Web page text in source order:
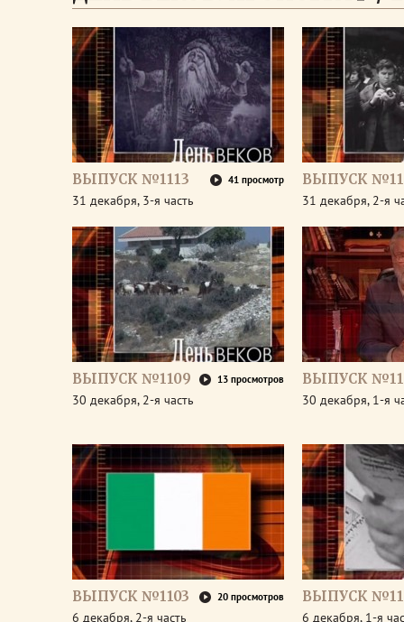
ВЫПУСК №1113 41 просмотр
31 декабря, 3-я часть
ВЫПУСК
31 декабря, 2-я
ВЫПУСК №1109 13 просмотров
30 декабря, 2-я часть
ВЫПУСК
30 декабря, 1-я
ВЫПУСК №1103 20 просмотров
6 декабря, 2-я часть
ВЫПУСК
6 декабря, 1-я